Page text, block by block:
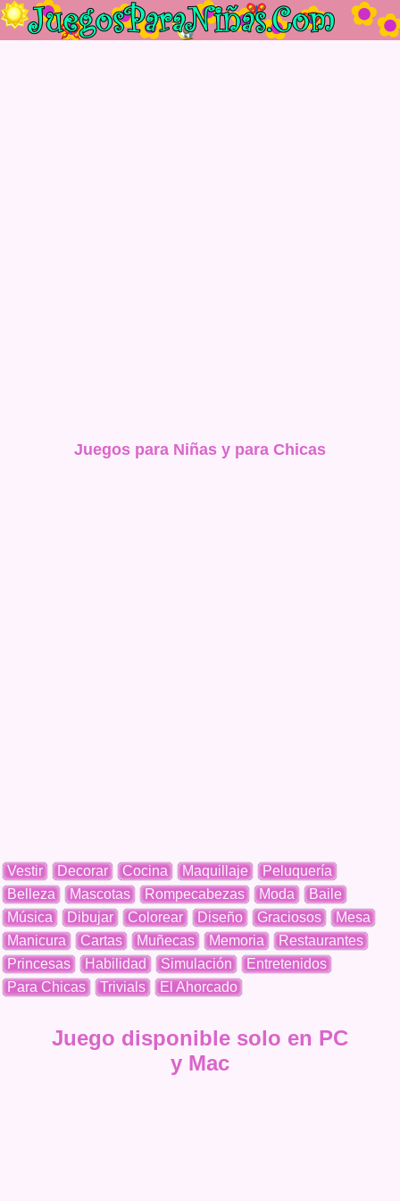
Juegos para Niñas y para Chicas
Vestir Decorar Cocina Maquillaje
Peluquería
Belleza
Mascotas Rompecabezas Moda
Baile
Música
Dibujar Colorear Diseño Graciosos
Mesa
Manicura
Cartas Muñecas Memoria
Restaurantes
Princesas
Habilidad Simulación
Entretenidos
Para Chicas
Trivials El Ahorcado
Juego disponible solo en PC
y Mac